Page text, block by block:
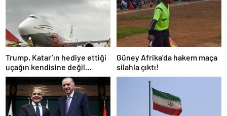
Trump, Katar’ın hediye ettiği
uçağın kendisine değil
Pentagon’a verileceğini
açıkladı
Güney Afrika’da hakem maça
silahla çıktı!